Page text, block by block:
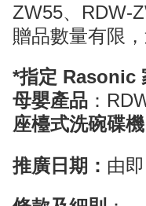
ZW55、RDW-
贈品數量有限
*指定 Rasonic
母嬰產品 ：
座檯式洗碗碟機
推廣日期： 由